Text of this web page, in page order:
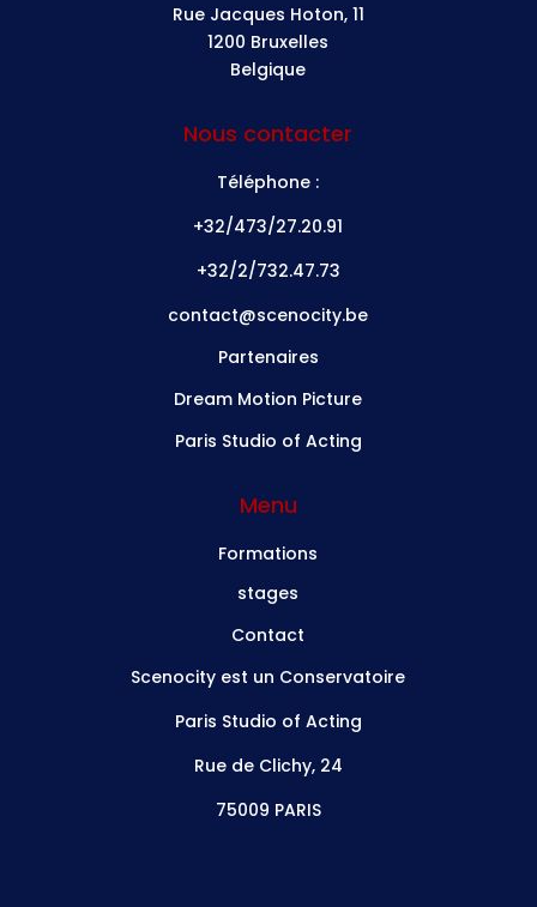
Rue Jacques Hoton, 11
1200 Bruxelles
Belgique
Nous contacter
Téléphone :
+32/473/27.20.91
+32/2/732.47.73
contact@scenocity.be
Partenaires
Dream Motion Picture
Paris Studio of Acting
Menu
Formations
stages
Contact
Scenocity est un Conservatoire
Paris Studio of Acting
Rue de Clichy, 24
75009 PARIS